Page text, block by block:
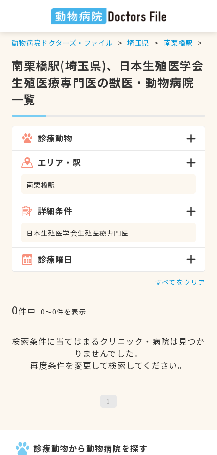
動物病院ドクターズ・ファイル 埼玉県 南栗橋駅
南栗橋駅(埼玉県)、日本生殖医学会
生殖医療専門医の獣医・動物病院
一覧
診療動物
エリア・駅
南栗橋駅
詳細条件
日本生殖医学会生殖医療専門医
診療曜日
すべてをクリア
0件中 0〜0件を表示
検索条件に当てはまるクリニック・病院は見つか
りませんでした。
再度条件を変更して検索してください。
1
診療動物から動物病院を探す